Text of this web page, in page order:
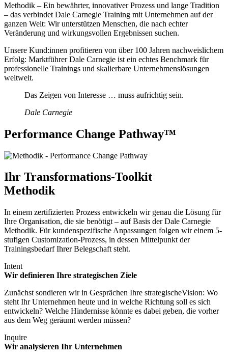
Methodik – Ein bewährter, innovativer Prozess und lange Tradition
– das verbindet Dale Carnegie Training mit Unternehmen auf der
ganzen Welt: Wir unterstützen Menschen, die nach echter
Veränderung und wirkungsvollen Ergebnissen suchen.
Unsere Kund:innen profitieren von über 100 Jahren nachweislichem
Erfolg: Marktführer Dale Carnegie ist ein echtes Benchmark für
professionelle Trainings und skalierbare Unternehmenslösungen
weltweit.
Das Zeigen von Interesse … muss aufrichtig sein.
Dale Carnegie
Performance Change Pathway™
Ihr Transformations-Toolkit
Methodik
In einem zertifizierten Prozess entwickeln wir genau die Lösung für
Ihre Organisation, die sie benötigt – auf Basis der Dale Carnegie
Methodik. Für kundenspezifische Anpassungen folgen wir einem 5-
stufigen Customization-Prozess, in dessen Mittelpunkt der
Trainingsbedarf Ihrer Belegschaft steht.
Intent
Wir definieren Ihre strategischen Ziele
Zunächst sondieren wir in Gesprächen Ihre strategischeVision: Wo
steht Ihr Unternehmen heute und in welche Richtung soll es sich
entwickeln? Welche Hindernisse könnte es dabei geben, die vorher
aus dem Weg geräumt werden müssen?
Inquire
Wir analysieren Ihr Unternehmen